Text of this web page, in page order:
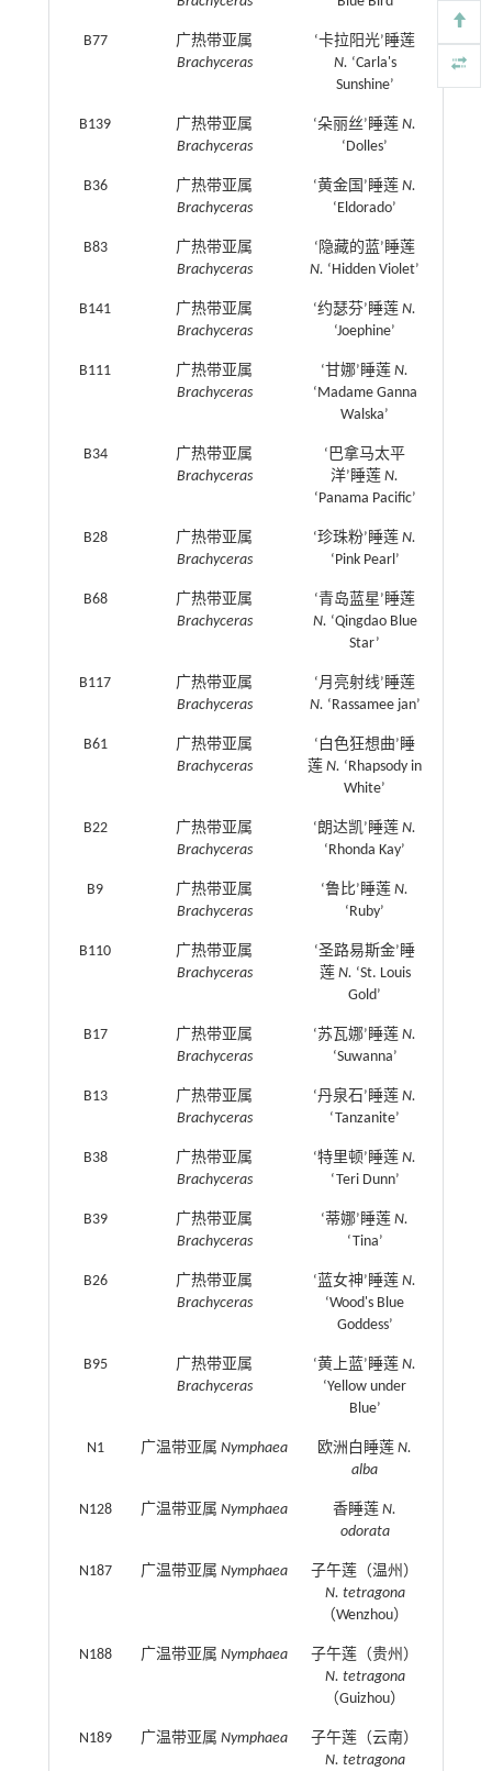
B77
广热带亚属
Brachyceras
‘卡拉阳光’睡莲
N. ‘Carla's
Sunshine’
B139
广热带亚属
Brachyceras
‘朵丽丝’睡莲N.
‘Dolles’
B36
广热带亚属
Brachyceras
‘黄金国’睡莲N.
‘Eldorado’
B83
广热带亚属
Brachyceras
‘隐藏的蓝’睡莲
N. ‘Hidden Violet’
B141
广热带亚属
Brachyceras
‘约瑟芬’睡莲N.
‘Joephine’
B111
广热带亚属
Brachyceras
‘甘娜’睡莲N.
‘Madame Ganna
Walska’
B34
广热带亚属
Brachyceras
‘巴拿马太平
洋’睡莲N.
‘Panama Pacific’
B28
广热带亚属
Brachyceras
‘珍珠粉’睡莲N.
‘Pink Pearl’
B68
广热带亚属
Brachyceras
‘青岛蓝星’睡莲
N. ‘Qingdao Blue
Star’
B117
广热带亚属
Brachyceras
‘月亮射线’睡莲
N. ‘Rassamee jan’
B61
广热带亚属
Brachyceras
‘白色狂想曲’睡
莲N. ‘Rhapsody in
White’
B22
广热带亚属
Brachyceras
‘朗达凯’睡莲N.
‘Rhonda Kay’
B9
广热带亚属
Brachyceras
‘鲁比’睡莲N.
‘Ruby’
B110
广热带亚属
Brachyceras
‘圣路易斯金’睡
莲 N. ‘St. Louis
Gold’
B17
广热带亚属
Brachyceras
‘苏瓦娜’睡莲N.
‘Suwanna’
B13
广热带亚属
Brachyceras
‘丹泉石’睡莲N.
‘Tanzanite’
B38
广热带亚属
Brachyceras
‘特里顿’睡莲N.
‘Teri Dunn’
B39
广热带亚属
Brachyceras
‘蒂娜’睡莲N.
‘Tina’
B26
广热带亚属
Brachyceras
‘蓝女神’睡莲N.
‘Wood's Blue
Goddess’
B95
广热带亚属
Brachyceras
‘黄上蓝’睡莲N.
‘Yellow under
Blue’
N1 广温带亚属Nymphaea 欧洲白睡莲N.
alba
N128 广温带亚属Nymphaea 香睡莲N.
odorata
N187 广温带亚属Nymphaea
子午莲（温州）
N. tetragona
（Wenzhou）
N188 广温带亚属Nymphaea
子午莲（贵州）
N. tetragona
（Guizhou）
N189 广温带亚属Nymphaea
子午莲（云南）
N. tetragona